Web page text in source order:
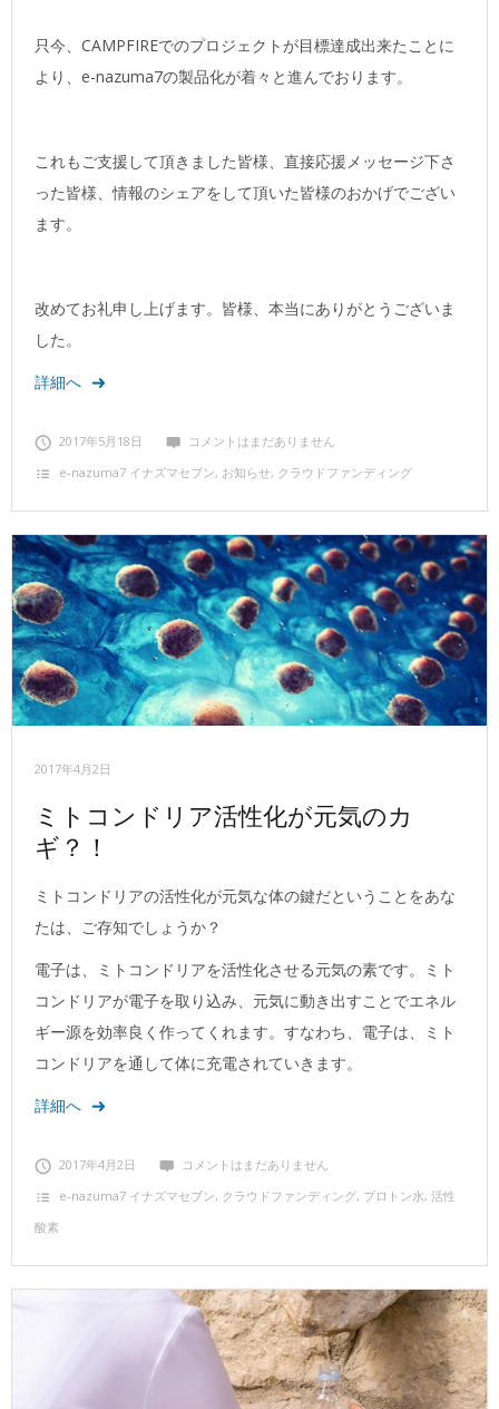
只今、CAMPFIREでのプロジェクトが目標達成出来たことに
より、e-nazuma7の製品化が着々と進んでおります。
これもご支援して頂きました皆様、直接応援メッセージ下さ
った皆様、情報のシェアをして頂いた皆様のおかげでござい
ます。
改めてお礼申し上げます。皆様、本当にありがとうございま
した。
詳細へ
2017年5月18日
コメントはまだありません
e‐nazuma7 イナズマセブン, お知らせ, クラウドファンディング
2017年4月2日
ミトコンドリア活性化が元気のカ
ギ？！
ミトコンドリアの活性化が元気な体の鍵だということをあな
たは、ご存知でしょうか？
電子は、ミトコンドリアを活性化させる元気の素です。ミト
コンドリアが電子を取り込み、元気に動き出すことでエネル
ギー源を効率良く作ってくれます。すなわち、電子は、ミト
コンドリアを通して体に充電されていきます。
詳細へ
2017年4月2日
コメントはまだありません
e‐nazuma7 イナズマセブン, クラウドファンディング, プロトン水, 活性
酸素